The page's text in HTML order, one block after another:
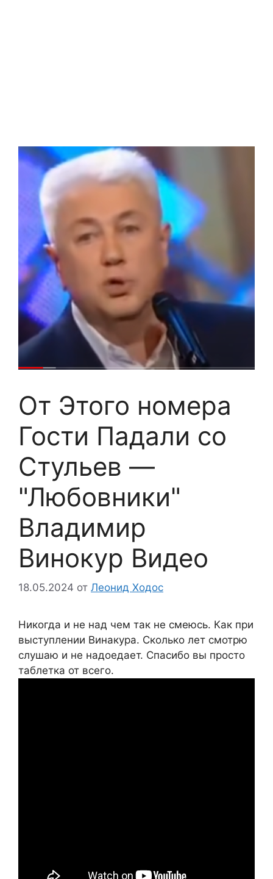
От Этого номера
Гости Падали со
Стульев —
"Любовники"
Владимир
Винокур Видео
18.05.2024 от Леонид Ходос
Никогда и не над чем так не смеюсь. Как при
выступлении Винакура. Сколько лет смотрю
слушаю и не надоедает. Спасибо вы просто
таблетка от всего.